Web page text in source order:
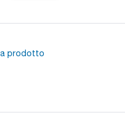
prodotto